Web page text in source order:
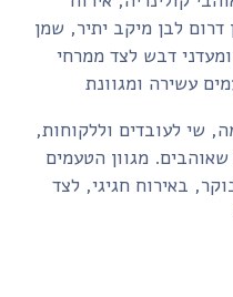
לבן מיקב יתיר, שמן
דבש לצד ממרחי
לעובדים וללקוחות,
מגוון הטעמים
באירוח חגיגי, לצד